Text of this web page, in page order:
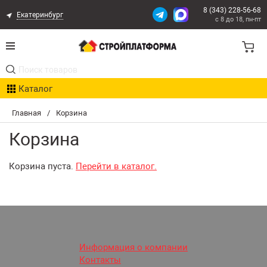
Главная / Корзина
Корзина
Корзина пуста. Перейти в каталог.
Екатеринбург
8 (343) 228-56-68
с 8 до 18, пн-пт
Каталог
Акции
Расчет доставки
Организациям
Оплата и ДоставкаИнформация о компании
Контакты